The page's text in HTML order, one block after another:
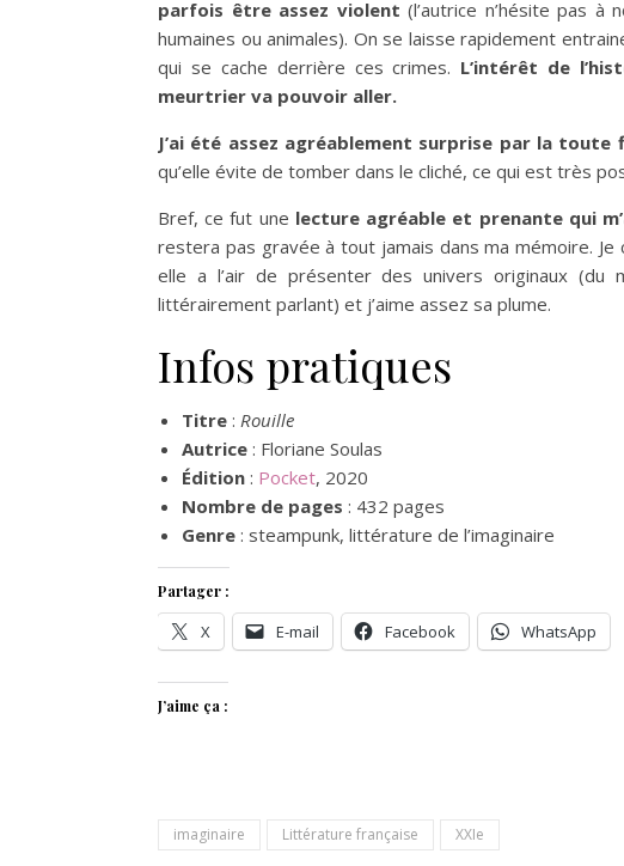
parfois être assez violent (l’autrice n’hésite pas
humaines ou animales). On se laisse rapidement
qui se cache derrière ces crimes. L’intérêt de
meurtrier va pouvoir aller.
J’ai été assez agréablement surprise par la toute
qu’elle évite de tomber dans le cliché, ce qui est très
Bref, ce fut une lecture agréable et prenante qui
restera pas gravée à tout jamais dans ma mémoire.
elle a l’air de présenter des univers originaux (du
littérairement parlant) et j’aime assez sa plume.
Infos pratiques
Titre : Rouille
Autrice : Floriane Soulas
Édition : Pocket, 2020
Nombre de pages : 432 pages
Genre : steampunk, littérature de l’imaginaire
Partager :
X E-mail Facebook WhatsApp
J’aime ça :
imaginaire Littérature française XXIe